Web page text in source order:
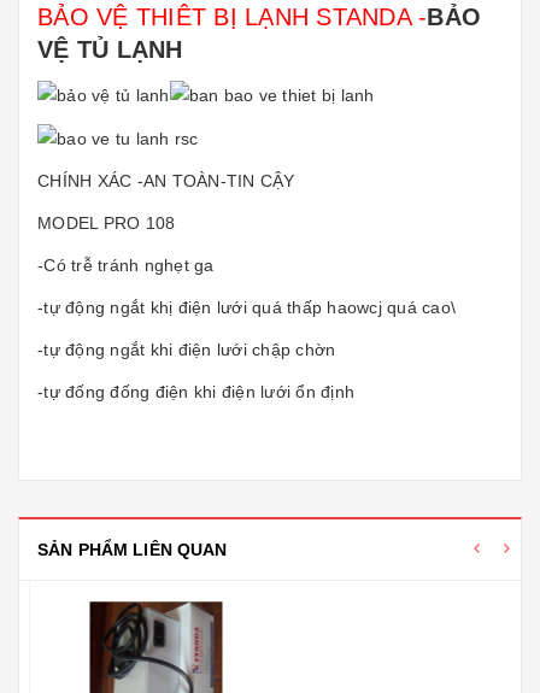
BẢO VỆ THIÊT BỊ LẠNH STANDA -BẢO
VỆ TỦ LẠNH
CHÍNH XÁC -AN TOÀN-TIN CẬY
MODEL PRO 108
-Có trễ tránh nghẹt ga
-tự động ngắt khị điện lưới quá thấp haowcj quá cao\
-tự động ngắt khi điện lưới chập chờn
-tự đống đống điện khi điện lưới ổn định
SẢN PHẨM LIÊN QUAN